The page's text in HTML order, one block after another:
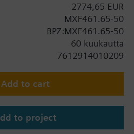
(tekninen esite N4455)
DN15...DN50 (tekninen
2-tieventtiilinä. Ei
2774,65 EUR
MXF461.65-50
BPZ:MXF461.65-50
60 kuukautta
7612914010209
Add to cart
to project